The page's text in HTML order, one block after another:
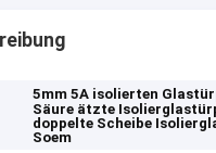
5mm 5A isolierten
Säure ätzte
doppelte Scheibe
Soem